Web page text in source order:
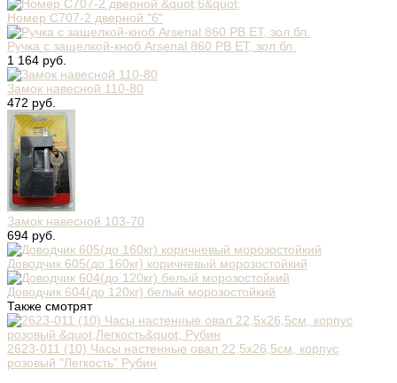
Номер C707-2 дверной "6"
Ручка с защелкой-кноб Arsenal 860 PB ET, зол.бл.
1 164 руб.
Замок навесной 110-80
472 руб.
Замок навесной 103-70
694 руб.
Доводчик 605(до 160кг) коричневый морозостойкий
Доводчик 604(до 120кг) белый морозостойкий
Также смотрят
2623-011 (10) Часы настенные овал 22,5х26,5см, корпус
розовый "Легкость" Рубин